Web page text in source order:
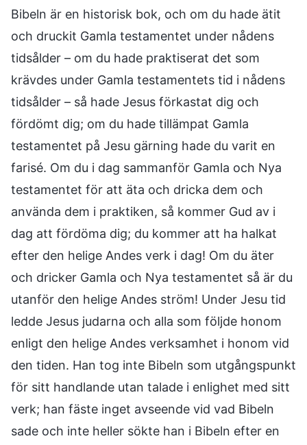
Bibeln är en historisk bok, och om du hade ätit
och druckit Gamla testamentet under nådens
tidsålder – om du hade praktiserat det som
krävdes under Gamla testamentets tid i nådens
tidsålder – så hade Jesus förkastat dig och
fördömt dig; om du hade tillämpat Gamla
testamentet på Jesu gärning hade du varit en
farisé. Om du i dag sammanför Gamla och Nya
testamentet för att äta och dricka dem och
använda dem i praktiken, så kommer Gud av i
dag att fördöma dig; du kommer att ha halkat
efter den helige Andes verk i dag! Om du äter
och dricker Gamla och Nya testamentet så är du
utanför den helige Andes ström! Under Jesu tid
ledde Jesus judarna och alla som följde honom
enligt den helige Andes verksamhet i honom vid
den tiden. Han tog inte Bibeln som utgångspunkt
för sitt handlande utan talade i enlighet med sitt
verk; han fäste inget avseende vid vad Bibeln
sade och inte heller sökte han i Bibeln efter en